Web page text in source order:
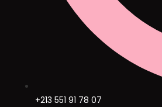
+213 551 91 78 07